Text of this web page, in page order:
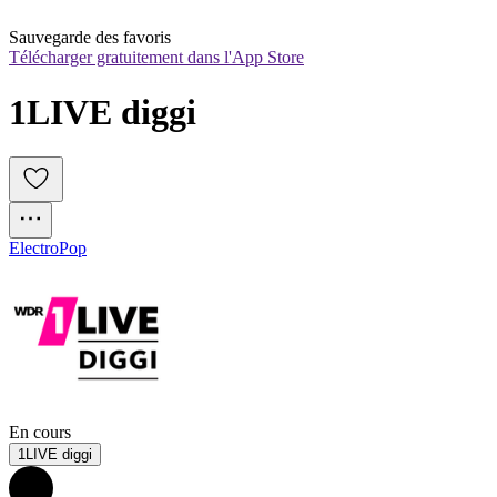
Sauvegarde des favoris
Télécharger gratuitement dans l'App Store
1LIVE diggi
ElectroPop
En cours
1LIVE diggi